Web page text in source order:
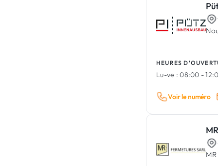
HEURES
Lu-ve : 08:00 -
Voir le numéro